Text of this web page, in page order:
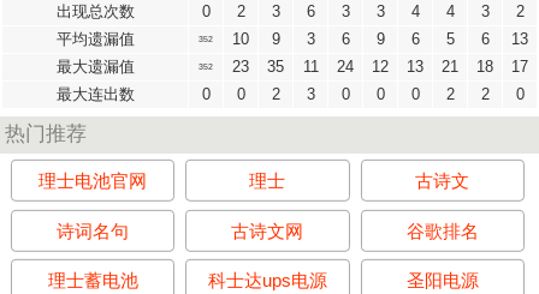
出现总次数
0 2 3 6 3 3 4 4 3
2
平均遗漏值
352 10 9 3 6 9 6 5 6
13
最大遗漏值
352 23 35 11 24 12 13 21 18
17
最大连出数
0 0 2 3 0 0 0 2 2 0
热门推荐
理士电池官网 理士 古诗文
诗词名句 古诗文网 谷歌排名
理士蓄电池 科士达ups电源 圣阳电源